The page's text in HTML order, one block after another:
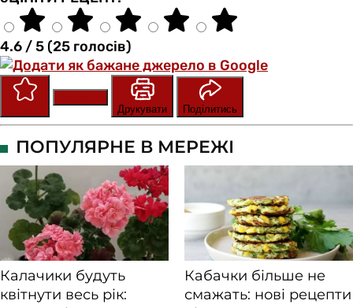
4.6 / 5 (25 голосів)
Друкувати
Поділитись